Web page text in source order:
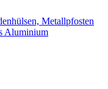
Metallpfosten
Aluminium